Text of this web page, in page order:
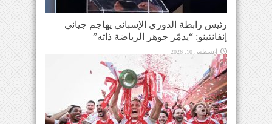
رئيس رابطة الدوري الإسباني يهاجم جياني
إنفانتينو: “يدمّر جوهر الرياضة ذاته”
أغسطس 10, 2026